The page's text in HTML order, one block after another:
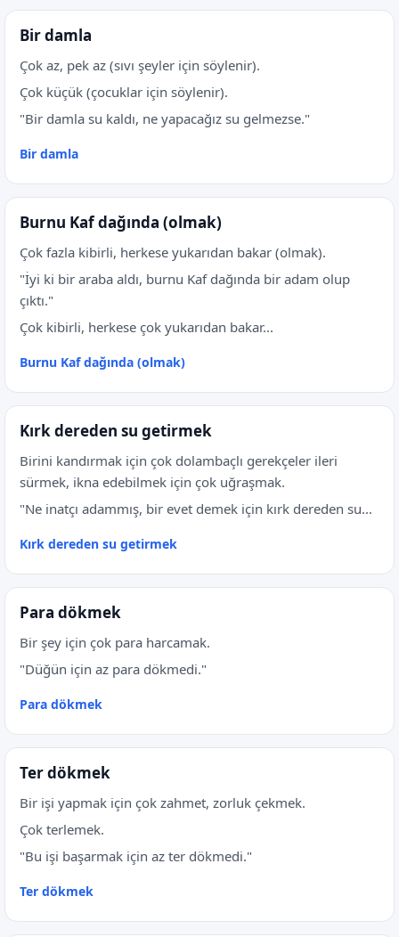
Bir damla
Çok az, pek az (sıvı şeyler için söylenir).
Çok küçük (çocuklar için söylenir).
"Bir damla su kaldı, ne yapacağız su gelmezse."
Bir damla
Burnu Kaf dağında (olmak)
Çok fazla kibirli, herkese yukarıdan bakar (olmak).
"İyi ki bir araba aldı, burnu Kaf dağında bir adam olup
çıktı."
Çok kibirli, herkese çok yukarıdan bakar...
Burnu Kaf dağında (olmak)
Kırk dereden su getirmek
Birini kandırmak için çok dolambaçlı gerekçeler ileri
sürmek, ikna edebilmek için çok uğraşmak.
"Ne inatçı adammış, bir evet demek için kırk dereden su...
Kırk dereden su getirmek
Para dökmek
Bir şey için çok para harcamak.
"Düğün için az para dökmedi."
Para dökmek
Ter dökmek
Bir işi yapmak için çok zahmet, zorluk çekmek.
Çok terlemek.
"Bu işi başarmak için az ter dökmedi."
Ter dökmek